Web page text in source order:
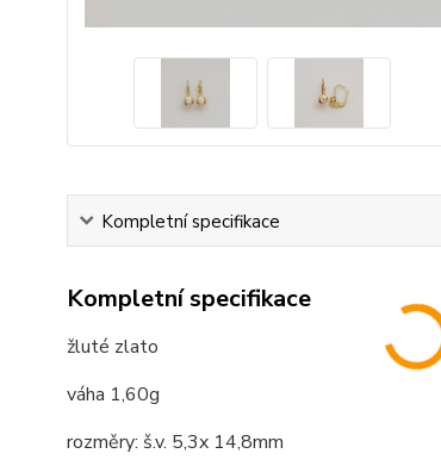
Kompletní specifikace
Kompletní specifikace
žluté zlato
váha 1,60g
rozměry: š.v. 5,3x 14,8mm